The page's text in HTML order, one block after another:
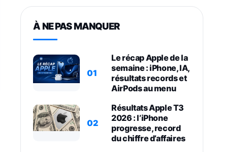
À NE PAS MANQUER
01
Le récap Apple de la
semaine : iPhone, IA,
résultats records et
AirPods au menu
02
Résultats Apple T3
2026 : l’iPhone
progresse, record
du chiffre d’affaires